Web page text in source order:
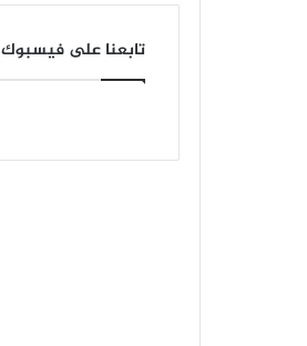
تابعنا على فيسبوك